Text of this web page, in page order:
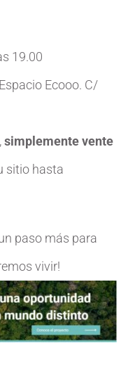
19.00
Ecooo. C/
simplemente vente
sitio hasta
paso más para
vivir!